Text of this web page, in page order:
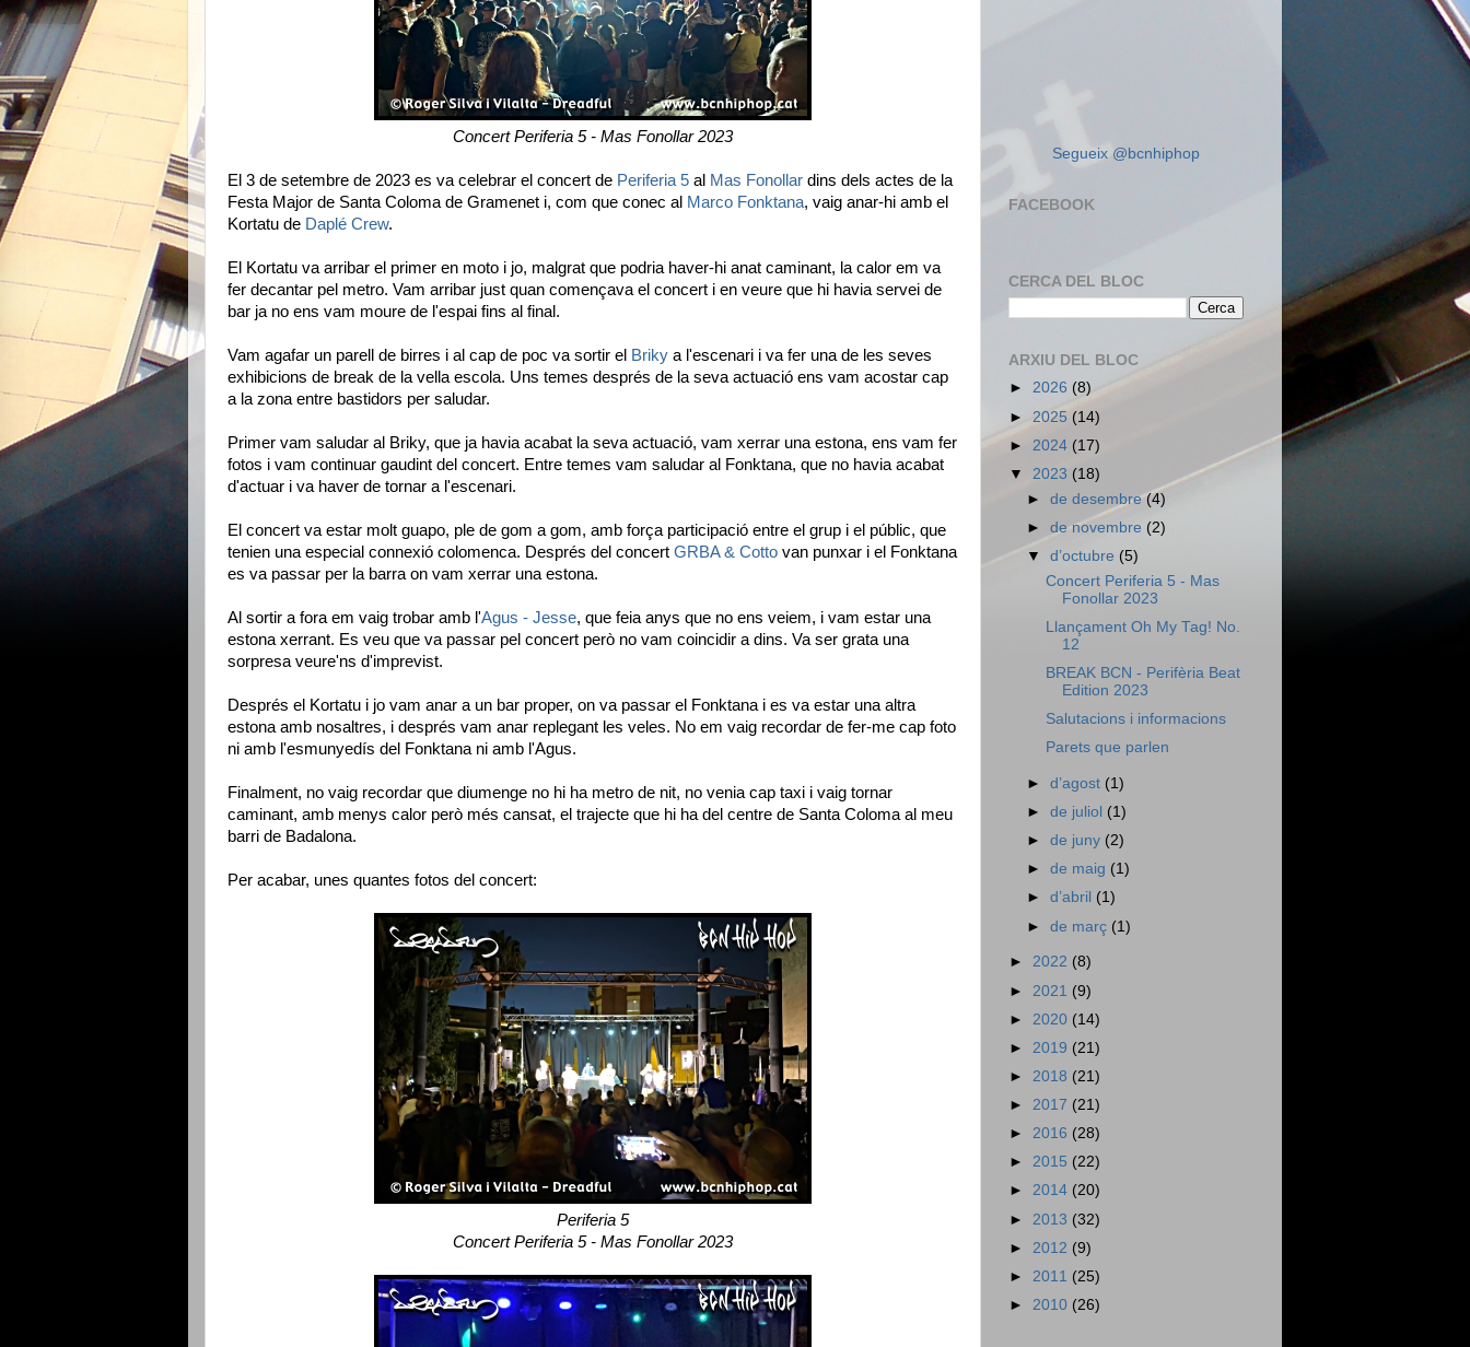
Concert Periferia 5 - Mas Fonollar 2023
El 3 de setembre de 2023 es va celebrar el concert de Periferia 5 al Mas Fonollar dins dels actes de la
Festa Major de Santa Coloma de Gramenet i, com que conec al Marco Fonktana, vaig anar-hi amb el
Kortatu de Daplé Crew.
El Kortatu va arribar el primer en moto i jo, malgrat que podria haver-hi anat caminant, la calor em va
fer decantar pel metro. Vam arribar just quan començava el concert i en veure que hi havia servei de
bar ja no ens vam moure de l'espai fins al final.
Vam agafar un parell de birres i al cap de poc va sortir el Briky a l'escenari i va fer una de les seves
exhibicions de break de la vella escola. Uns temes després de la seva actuació ens vam acostar cap
a la zona entre bastidors per saludar.
Primer vam saludar al Briky, que ja havia acabat la seva actuació, vam xerrar una estona, ens vam fer
fotos i vam continuar gaudint del concert. Entre temes vam saludar al Fonktana, que no havia acabat
d'actuar i va haver de tornar a l'escenari.
El concert va estar molt guapo, ple de gom a gom, amb força participació entre el grup i el públic, que
tenien una especial connexió colomenca. Després del concert GRBA & Cotto van punxar i el Fonktana
es va passar per la barra on vam xerrar una estona.
Al sortir a fora em vaig trobar amb l'Agus - Jesse, que feia anys que no ens veiem, i vam estar una
estona xerrant. Es veu que va passar pel concert però no vam coincidir a dins. Va ser grata una
sorpresa veure'ns d'imprevist.
Després el Kortatu i jo vam anar a un bar proper, on va passar el Fonktana i es va estar una altra
estona amb nosaltres, i després vam anar replegant les veles. No em vaig recordar de fer-me cap foto
ni amb l'esmunyedís del Fonktana ni amb l'Agus.
Finalment, no vaig recordar que diumenge no hi ha metro de nit, no venia cap taxi i vaig tornar
caminant, amb menys calor però més cansat, el trajecte que hi ha del centre de Santa Coloma al meu
barri de Badalona.
Per acabar, unes quantes fotos del concert:
Periferia 5
Concert Periferia 5 - Mas Fonollar 2023
Segueix @bcnhiphop
FACEBOOK
CERCA DEL BLOC
ARXIU DEL BLOC
► 2026 (8)
► 2025 (14)
► 2024 (17)
▼ 2023 (18)
►de desembre(4)
►de novembre (2)
▼d’octubre (5)
Concert Periferia 5 - Mas
Fonollar 2023
Llançament Oh My Tag! No.
12
BREAK BCN - Perifèria Beat
Edition 2023
Salutacions i informacions
Parets que parlen
►d’agost (1)
►de juliol (1)
►de juny (2)
►de maig (1)
►d’abril (1)
►de març (1)
► 2022 (8)
► 2021 (9)
► 2020 (14)
► 2019 (21)
► 2018 (21)
► 2017 (21)
► 2016 (28)
► 2015 (22)
► 2014 (20)
► 2013 (32)
► 2012 (9)
► 2011 (25)
► 2010 (26)